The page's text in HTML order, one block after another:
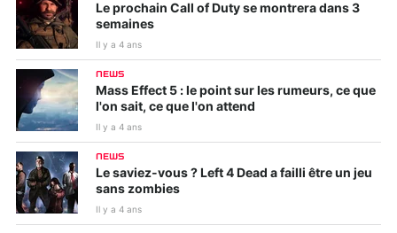
Le prochain Call of Duty se montrera dans 3
semaines
Il y a 4 ans
NEWS
Mass Effect 5 : le point sur les rumeurs, ce que
l'on sait, ce que l'on attend
Il y a 4 ans
NEWS
Le saviez-vous ? Left 4 Dead a failli être un jeu
sans zombies
Il y a 4 ans